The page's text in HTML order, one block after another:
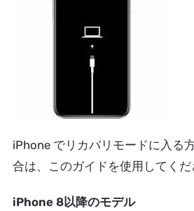
iPhone でリカバリモードに入る
合は、このガイドを使用してくだ
iPhone 8以降のモデル